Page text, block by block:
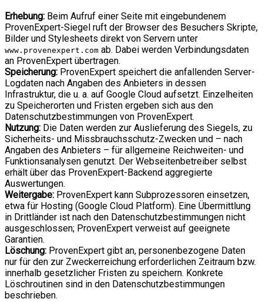
Erhebung: Beim Aufruf einer Seite mit eingebundenem
ProvenExpert-Siegel ruft der Browser des Besuchers Skripte,
Bilder und Stylesheets direkt von Servern unter
www.provenexpert.com ab. Dabei werden Verbindungsdaten
an ProvenExpert übertragen.
Speicherung: ProvenExpert speichert die anfallenden Server-
Logdaten nach Angaben des Anbieters in dessen
Infrastruktur, die u. a. auf Google Cloud aufsetzt. Einzelheiten
zu Speicherorten und Fristen ergeben sich aus den
Datenschutzbestimmungen von ProvenExpert.
Nutzung: Die Daten werden zur Auslieferung des Siegels, zu
Sicherheits- und Missbrauchsschutz-Zwecken und – nach
Angaben des Anbieters – für allgemeine Reichweiten- und
Funktionsanalysen genutzt. Der Webseitenbetreiber selbst
erhält über das ProvenExpert-Backend aggregierte
Auswertungen.
Weitergabe: ProvenExpert kann Subprozessoren einsetzen,
etwa für Hosting (Google Cloud Platform). Eine Übermittlung
in Drittländer ist nach den Datenschutzbestimmungen nicht
ausgeschlossen; ProvenExpert verweist auf geeignete
Garantien.
Löschung: ProvenExpert gibt an, personenbezogene Daten
nur für den zur Zweckerreichung erforderlichen Zeitraum bzw.
innerhalb gesetzlicher Fristen zu speichern. Konkrete
Löschroutinen sind in den Datenschutzbestimmungen
beschrieben.